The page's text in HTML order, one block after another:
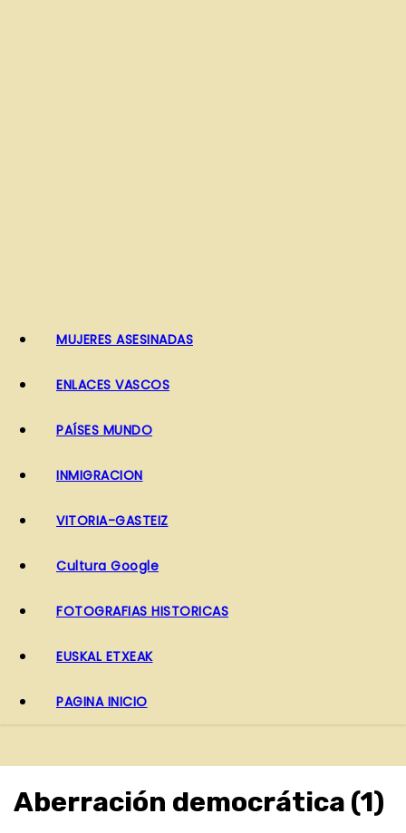
MUJERES ASESINADAS
ENLACES VASCOS
PAÍSES MUNDO
INMIGRACION
VITORIA-GASTEIZ
Cultura Google
FOTOGRAFIAS HISTORICAS
EUSKAL ETXEAK
PAGINA INICIO
Aberración democrática (1)